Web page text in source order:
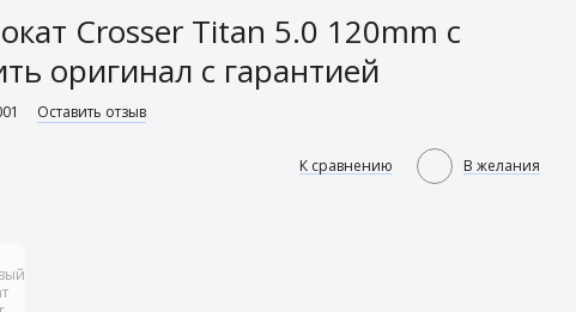
Crosser Titan 5.0 120mm с
оригинал с гарантией
Оставить отзыв
К сравнению В желания